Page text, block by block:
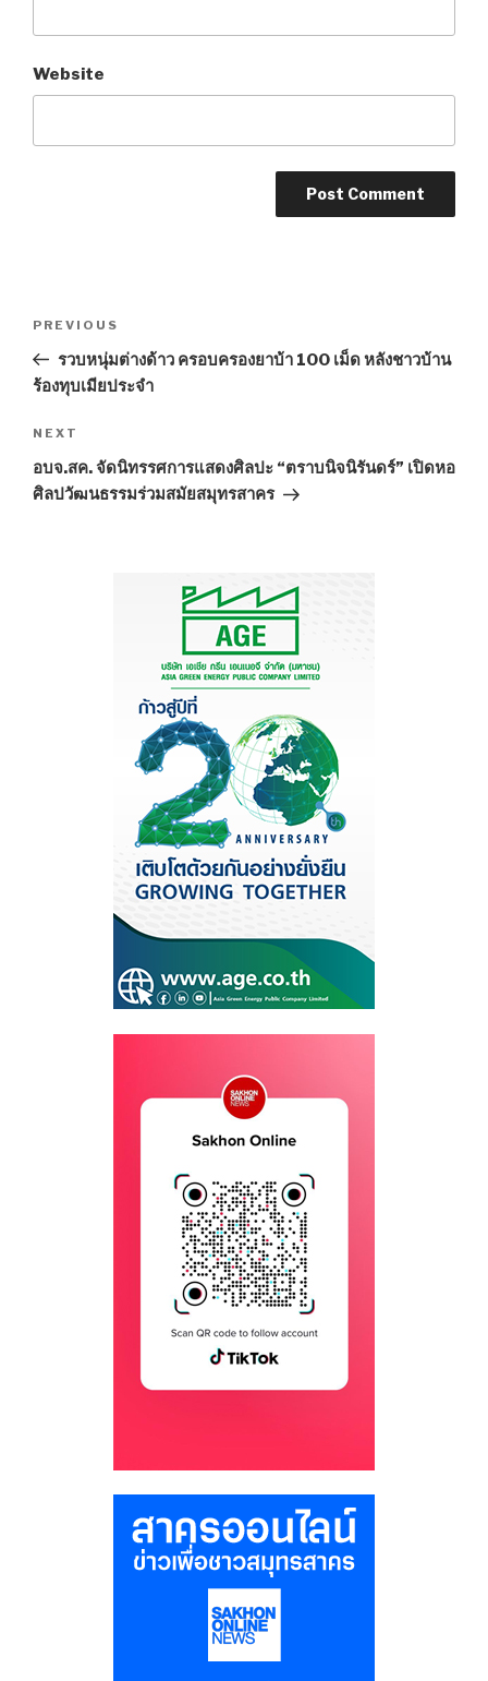
Website
Previous
Post
PREVIOUS
รวบหนุ่มต่างด้าว ครอบครองยาบ้า 100 เม็ด หลังชาวบ้าน
ร้องทุบเมียประจำ
Next
Post
NEXT
อบจ.สค. จัดนิทรรศการแสดงศิลปะ “ตราบนิจนิรันดร์” เปิดหอ
ศิลปวัฒนธรรมร่วมสมัยสมุทรสาคร